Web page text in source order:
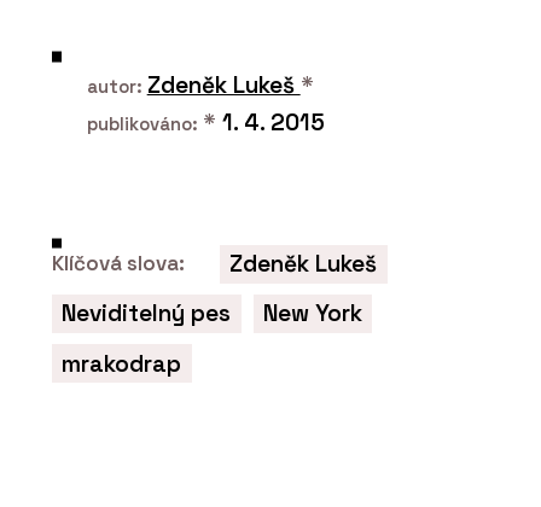
O FIRMĚ
Sokol, Novák, Trojan, Doleček a
partneři (SNTD)
autor: Zdeněk Lukeš *
publikováno: * 1. 4. 2015
Klíčová slova:
Zdeněk Lukeš
Neviditelný pes
New York
mrakodrap